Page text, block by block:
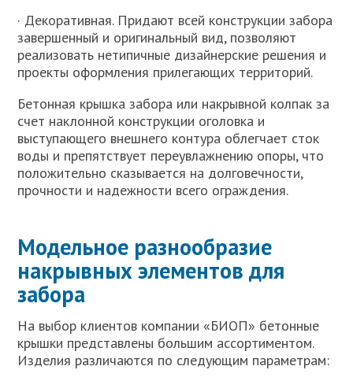
· Декоративная. Придают всей конструкции забора
завершенный и оригинальный вид, позволяют
реализовать нетипичные дизайнерские решения и
проекты оформления прилегающих территорий.
Бетонная крышка забора или накрывной колпак за
счет наклонной конструкции оголовка и
выступающего внешнего контура облегчает сток
воды и препятствует переувлажнению опоры, что
положительно сказывается на долговечности,
прочности и надежности всего ограждения.
Модельное разнообразие
накрывных элементов для
забора
На выбор клиентов компании «БИОП» бетонные
крышки представлены большим ассортиментом.
Изделия различаются по следующим параметрам: